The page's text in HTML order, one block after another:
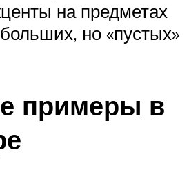
на предметах
но «пустых»
примеры в